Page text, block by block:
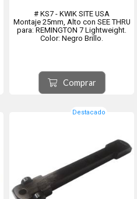
# KS7 - KWIK SITE USA
Montaje 25mm, Alto con SEE THRU
para: REMINGTON 7 Lightweight.
Color: Negro Brillo.
Comprar
Destacado